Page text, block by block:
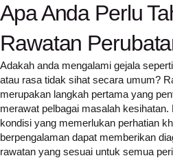
Apa Anda Perlu
Rawatan
Adakah anda mengalami gejala
atau rasa tidak sihat secara umum?
merupakan langkah pertama yang
merawat pelbagai masalah
kondisi yang memerlukan perhatian
berpengalaman dapat memberikan
rawatan yang sesuai untuk semua